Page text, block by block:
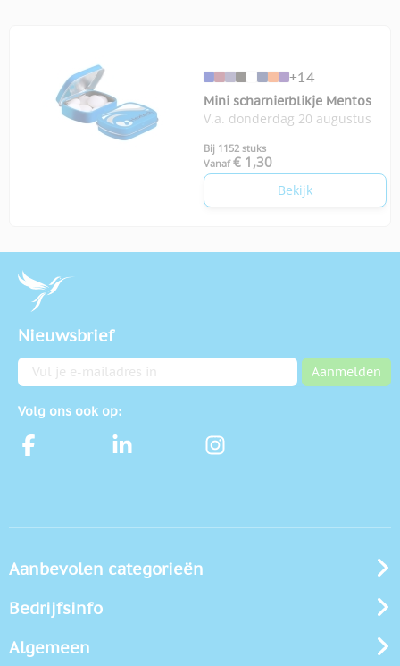
+14
Mini scharnierblikje Mentos
V.a. donderdag 20 augustus
Bij 1152 stuks
Vanaf € 1,30
Bekijk
Nieuwsbrief
E-mailadres Aanmelden
Volg ons ook op:
Aanbevolen categorieën
Bedrijfsinfo
Algemeen